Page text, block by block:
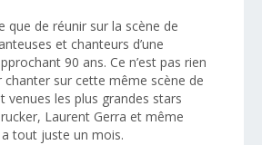
que de réunir sur la scène de
et chanteurs d’une
90 ans. Ce n’est pas rien
chanter sur cette même scène de
venues les plus grandes stars
Laurent Gerra et même
tout juste un mois.